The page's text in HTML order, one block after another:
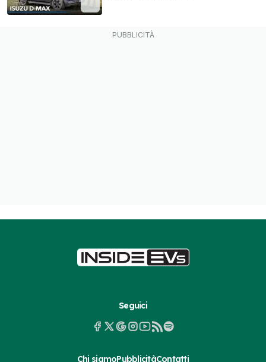
Seguici
Chi siamoPubblicitàContatti